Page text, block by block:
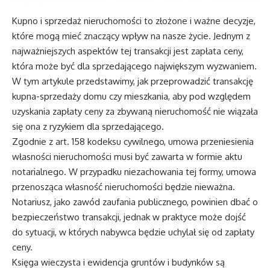
Kupno i sprzedaż nieruchomości to złożone i ważne decyzje,
które mogą mieć znaczący wpływ na nasze życie. Jednym z
najważniejszych aspektów tej transakcji jest zapłata ceny,
która może być dla sprzedającego największym wyzwaniem.
W tym artykule przedstawimy, jak przeprowadzić transakcję
kupna-sprzedaży domu czy mieszkania, aby pod względem
uzyskania zapłaty ceny za zbywaną nieruchomość nie wiązała
się ona z ryzykiem dla sprzedającego.
Zgodnie z art. 158 kodeksu cywilnego, umowa przeniesienia
własności nieruchomości musi być zawarta w formie aktu
notarialnego. W przypadku niezachowania tej formy, umowa
przenosząca własność nieruchomości będzie nieważna.
Notariusz, jako zawód zaufania publicznego, powinien dbać o
bezpieczeństwo transakcji, jednak w praktyce może dojść
do sytuacji, w których nabywca będzie uchylał się od zapłaty
ceny.
Księga wieczysta i ewidencja gruntów i budynków są